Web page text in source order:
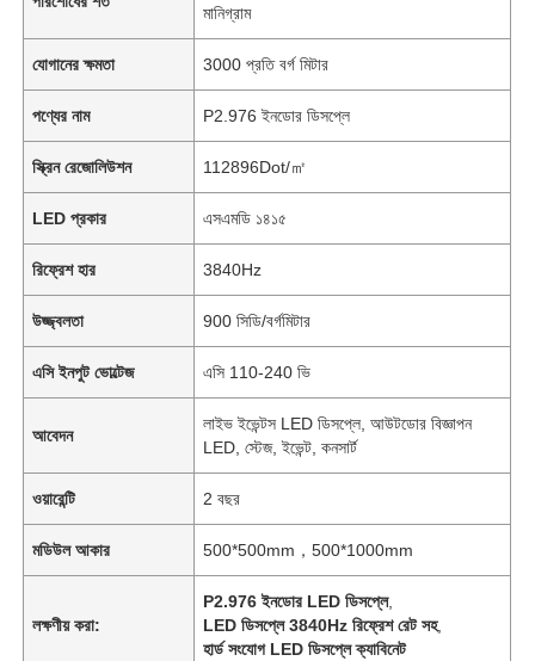
মানিগ্রাম
যোগানের ক্ষমতা 3000 প্রতি বর্গ মিটার
পণ্যের নাম P2.976 ইনডোর ডিসপ্লে
স্ক্রিন রেজোলিউশন 112896Dot/㎡
LED প্রকার এসএমডি ১৪১৫
রিফ্রেশ হার 3840Hz
উজ্জ্বলতা 900 সিডি/বর্গমিটার
এসি ইনপুট ভোল্টেজ এসি 110-240 ভি
আবেদন
লাইভ ইভেন্টস LED ডিসপ্লে, আউটডোর বিজ্ঞাপন
LED, স্টেজ, ইভেন্ট, কনসার্ট
ওয়ারেন্টি 2 বছর
মডিউল আকার 500*500mm，500*1000mm
লক্ষণীয় করা:
P2.976 ইনডোর LED ডিসপ্লে,
LED ডিসপ্লে 3840Hz রিফ্রেশ রেট সহ,
হার্ড সংযোগ LED ডিসপ্লে ক্যাবিনেট